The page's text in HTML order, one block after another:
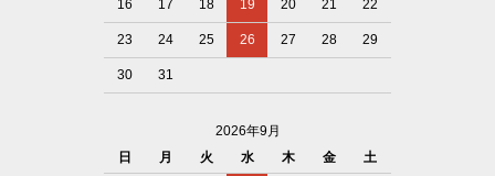
16 17 18 19 20 21 22
23 24 25 26 27 28 29
30 31
2026年9月
日
月 火 水 木 金 土